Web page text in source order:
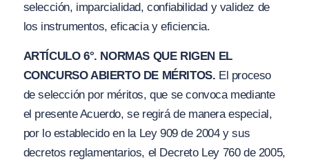
selección, imparcialidad, confiabilidad y validez de
los instrumentos, eficacia y eficiencia.
ARTÍCULO 6°. NORMAS QUE RIGEN EL
CONCURSO ABIERTO DE MÉRITOS. El proceso
de selección por méritos, que se convoca mediante
el presente Acuerdo, se regirá de manera especial,
por lo establecido en la Ley 909 de 2004 y sus
decretos reglamentarios, el Decreto Ley 760 de 2005,